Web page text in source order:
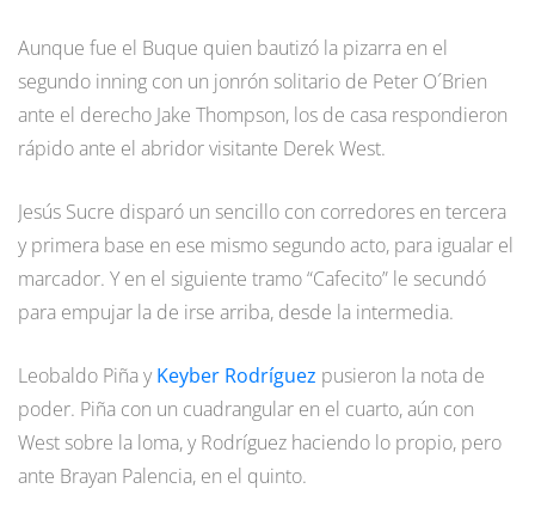
Aunque fue el Buque quien bautizó la pizarra en el
segundo inning con un jonrón solitario de Peter O´Brien
ante el derecho Jake Thompson, los de casa respondieron
rápido ante el abridor visitante Derek West.
Jesús Sucre disparó un sencillo con corredores en tercera
y primera base en ese mismo segundo acto, para igualar el
marcador. Y en el siguiente tramo “Cafecito” le secundó
para empujar la de irse arriba, desde la intermedia.
Leobaldo Piña yKeyber Rodríguez pusieron la nota de
poder. Piña con un cuadrangular en el cuarto, aún con
West sobre la loma, y Rodríguez haciendo lo propio, pero
ante Brayan Palencia, en el quinto.